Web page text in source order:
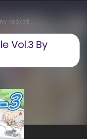
rocket
Vol.3 By